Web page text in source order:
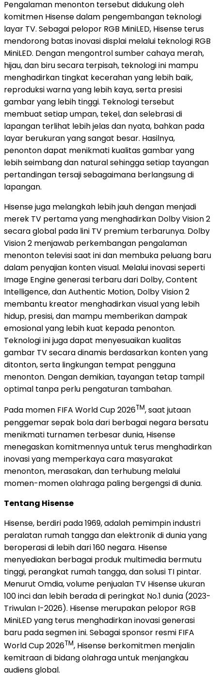
Pengalaman menonton tersebut didukung oleh
komitmen Hisense dalam pengembangan teknologi
layar TV. Sebagai pelopor RGB MiniLED, Hisense terus
mendorong batas inovasi displai melalui teknologi RGB
MiniLED. Dengan mengontrol sumber cahaya merah,
hijau, dan biru secara terpisah, teknologi ini mampu
menghadirkan tingkat kecerahan yang lebih baik,
reproduksi warna yang lebih kaya, serta presisi
gambar yang lebih tinggi. Teknologi tersebut
membuat setiap umpan, tekel, dan selebrasi di
lapangan terlihat lebih jelas dan nyata, bahkan pada
layar berukuran yang sangat besar. Hasilnya,
penonton dapat menikmati kualitas gambar yang
lebih seimbang dan natural sehingga setiap tayangan
pertandingan tersaji sebagaimana berlangsung di
lapangan.
Hisense juga melangkah lebih jauh dengan menjadi
merek TV pertama yang menghadirkan Dolby Vision 2
secara global pada lini TV premium terbarunya. Dolby
Vision 2 menjawab perkembangan pengalaman
menonton televisi saat ini dan membuka peluang baru
dalam penyajian konten visual. Melalui inovasi seperti
Image Engine generasi terbaru dari Dolby, Content
Intelligence, dan Authentic Motion, Dolby Vision 2
membantu kreator menghadirkan visual yang lebih
hidup, presisi, dan mampu memberikan dampak
emosional yang lebih kuat kepada penonton.
Teknologi ini juga dapat menyesuaikan kualitas
gambar TV secara dinamis berdasarkan konten yang
ditonton, serta lingkungan tempat pengguna
menonton. Dengan demikian, tayangan tetap tampil
optimal tanpa perlu pengaturan tambahan.
Pada momen FIFA World Cup 2026TM, saat jutaan
penggemar sepak bola dari berbagai negara bersatu
menikmati turnamen terbesar dunia, Hisense
menegaskan komitmennya untuk terus menghadirkan
inovasi yang memperkaya cara masyarakat
menonton, merasakan, dan terhubung melalui
momen-momen olahraga paling bergengsi di dunia.
Tentang Hisense
Hisense, berdiri pada 1969, adalah pemimpin industri
peralatan rumah tangga dan elektronik di dunia yang
beroperasi di lebih dari 160 negara. Hisense
menyediakan berbagai produk multimedia bermutu
tinggi, perangkat rumah tangga, dan solusi TI pintar.
Menurut Omdia, volume penjualan TV Hisense ukuran
100 inci dan lebih berada di peringkat No.1 dunia (2023-
Triwulan I-2026). Hisense merupakan pelopor RGB
MiniLED yang terus menghadirkan inovasi generasi
baru pada segmen ini. Sebagai sponsor resmi FIFA
World Cup 2026TM, Hisense berkomitmen menjalin
kemitraan di bidang olahraga untuk menjangkau
audiens global.